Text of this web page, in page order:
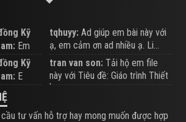
Kỹ
Em
nhé
tqhuyy: Ad giúp em bài này với
ạ, em cảm ơn ad nhiều ạ. Li...
Kỹ
E
tran van son: Tải hộ em file
này với Tiêu đề: Giáo trình Thiết
b...
tư vấn hỗ trợ hay mong muốn được hợp